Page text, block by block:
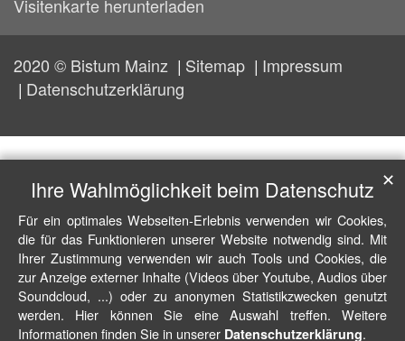
Visitenkarte herunterladen
2020 © Bistum Mainz Sitemap
Impressum
Datenschutzerklärung
Ihre Wahlmöglichkeit beim Datenschutz
Für ein optimales Webseiten-Erlebnis verwenden wir Cookies,
die für das Funktionieren unserer Website notwendig sind. Mit
Ihrer Zustimmung verwenden wir auch Tools und Cookies, die
zur Anzeige externer Inhalte (Videos über Youtube, Audios über
Soundcloud, ...) oder zu anonymen Statistikzwecken genutzt
werden. Hier können Sie eine Auswahl treffen. Weitere
Informationen finden Sie in unserer Datenschutzerklärung.
✕